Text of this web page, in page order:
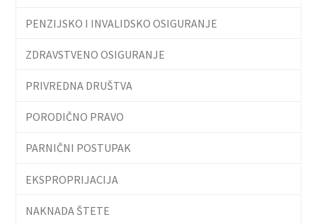
PENZIJSKO I INVALIDSKO OSIGURANJE
ZDRAVSTVENO OSIGURANJE
PRIVREDNA DRUŠTVA
PORODIČNO PRAVO
PARNIČNI POSTUPAK
EKSPROPRIJACIJA
NAKNADA ŠTETE